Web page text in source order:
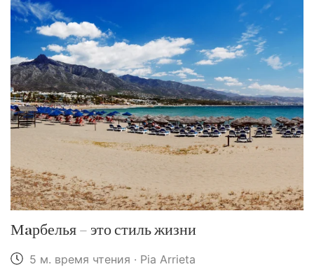
Мaрбелья – это стиль жизни
5 м. время чтения · Pia Arrieta